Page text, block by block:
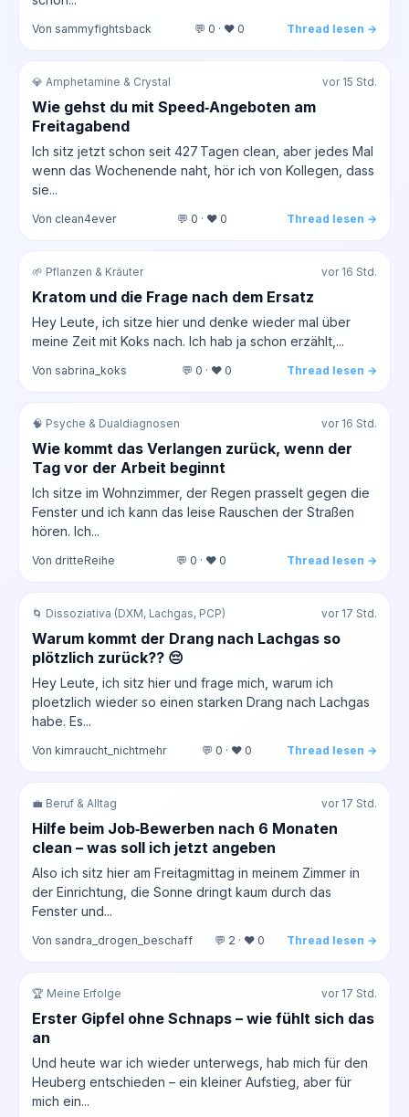
Von sammyfightsback 💬 0 · ❤️ 0 Thread lesen →
💎 Amphetamine & Crystal vor 15 Std.
Wie gehst du mit Speed‑Angeboten am
Freitagabend
Ich sitz jetzt schon seit 427 Tagen clean, aber jedes Mal
wenn das Wochenende naht, hör ich von Kollegen, dass
sie...
Von clean4ever 💬 0 · ❤️ 0 Thread lesen →
🌱 Pflanzen & Kräuter vor 16 Std.
Kratom und die Frage nach dem Ersatz
Hey Leute, ich sitze hier und denke wieder mal über
meine Zeit mit Koks nach. Ich hab ja schon erzählt,...
Von sabrina_koks 💬 0 · ❤️ 0 Thread lesen →
🧠 Psyche & Dualdiagnosen vor 16 Std.
Wie kommt das Verlangen zurück, wenn der
Tag vor der Arbeit beginnt
Ich sitze im Wohnzimmer, der Regen prasselt gegen die
Fenster und ich kann das leise Rauschen der Straßen
hören. Ich...
Von dritteReihe 💬 0 · ❤️ 0 Thread lesen →
🌀 Dissoziativa (DXM, Lachgas, PCP) vor 17 Std.
Warum kommt der Drang nach Lachgas so
plötzlich zurück?? 😔
Hey Leute, ich sitz hier und frage mich, warum ich
ploetzlich wieder so einen starken Drang nach Lachgas
habe. Es...
Von kimraucht_nichtmehr 💬 0 · ❤️ 0 Thread lesen →
💼 Beruf & Alltag vor 17 Std.
Hilfe beim Job‑Bewerben nach 6 Monaten
clean – was soll ich jetzt angeben
Also ich sitz hier am Freitagmittag in meinem Zimmer in
der Einrichtung, die Sonne dringt kaum durch das
Fenster und...
Von sandra_drogen_beschaff 💬 2 · ❤️ 0 Thread lesen →
🏆 Meine Erfolge vor 17 Std.
Erster Gipfel ohne Schnaps – wie fühlt sich das
an
Und heute war ich wieder unterwegs, hab mich für den
Heuberg entschieden – ein kleiner Aufstieg, aber für
mich ein...